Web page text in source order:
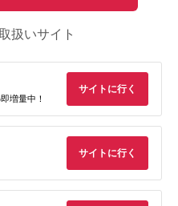
扱いサイト
増量中！
サイトに行く
サイトに行く